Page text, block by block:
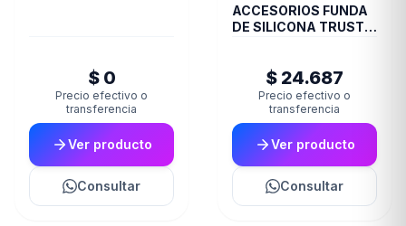
$ 0
Precio efectivo o
transferencia
Ver producto
Consultar
ACCESORIOS FUNDA
DE SILICONA TRUST
$ 24.687
Precio efectivo o
transferencia
Ver producto
Consultar